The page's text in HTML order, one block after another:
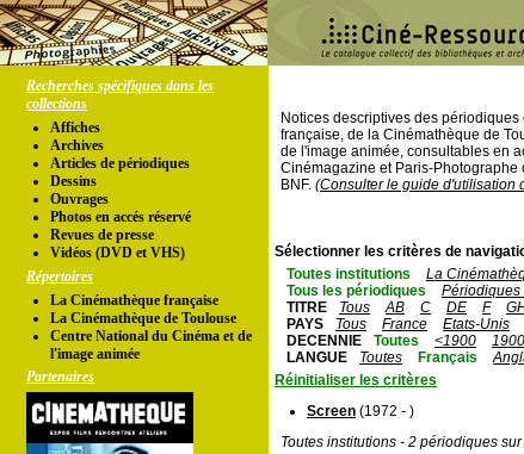
Recherches spécifiques dans les
collections
Affiches
Archives
Articles de périodiques
Dessins
Ouvrages
Photos en accés réservé
Revues de presse
Vidéos (DVD et VHS)
Répertoires
La Cinémathèque française
La Cinémathèque de Toulouse
Centre National du Cinéma et de
l'image animée
Partenaires
Notices descriptives des
française, de la Cinémathèque de
de l'image animée, consultables en
Cinémagazine et Paris-
BNF. (Consulter le guide d'utilisation
Sélectionner les critères de
Toutes institutions
La
Tous les périodiques
Périodiques
TITRE
Tous AB C DE F
PAYS
Tous France Etats-Unis
DECENNIE
Toutes <1900 1900
LANGUE
Toutes Français
Réinitialiser les critères
Screen (1972 - )
Toutes institutions - 2 périodiques